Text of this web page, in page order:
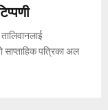
पत्रिका अल